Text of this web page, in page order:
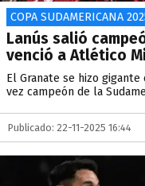
COPA SUDAMERICANA
Lanús salió
venció a Atlético
El Granate se hizo
vez campeón de la
Publicado: 22-11-2025 16:44